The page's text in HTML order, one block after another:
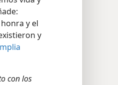
y el
y
con los